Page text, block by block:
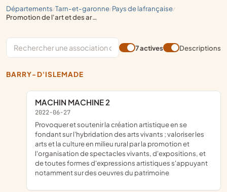
départements/ tarn-et-garonne/ pays de lafrançaise/
promotion de l'art et des artistes
7 actives Descriptions
BARRY-D'ISLEMADE
MACHIN MACHINE 2
2022-06-27
provoquer et soutenir la création artistique en se
fondant sur l'hybridation des arts vivants ; valoriser les
arts et la culture en milieu rural par la promotion et
l'organisation de spectacles vivants, d'expositions, et
de toutes formes d'expressions artistiques s'appuyant
notamment sur des oeuvres du patrimoine